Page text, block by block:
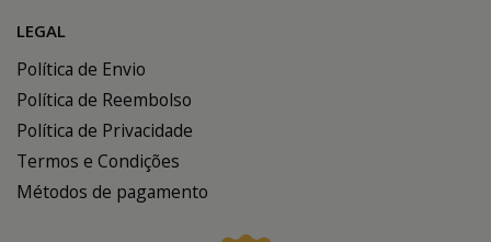
LEGAL
Política de Envio
Política de Reembolso
Política de Privacidade
Termos e Condições
Métodos de pagamento